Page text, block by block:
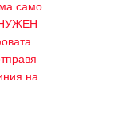
само
на